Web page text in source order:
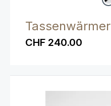
Tassenwärmer
CHF 240.00